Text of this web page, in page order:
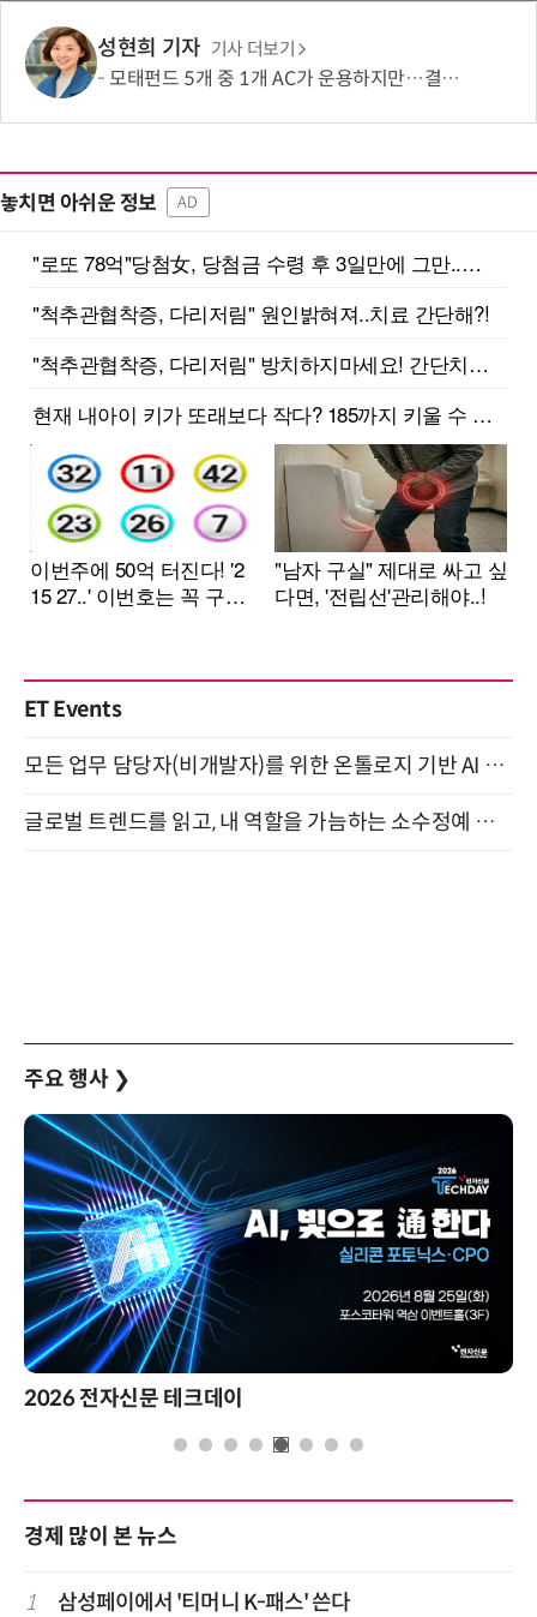
성현희 기자 기사 더보기
모태펀드 5개 중 1개 AC가 운용하지만…결성액 비중은 5.6%
놓치면 아쉬운 정보 AD
ET Events
모든 업무 담당자(비개발자)를 위한 온톨로지 기반 AI 지식체계 설계 1-day 워크숍 8월 20일 개최
글로벌 트렌드를 읽고, 내 역할을 가늠하는 소수정예 실습 워크숍 (8/28)
주요 행사 ❯
2026 전자신문 테크데이
경제 많이 본 뉴스
1 삼성페이에서 '티머니 K-패스' 쓴다